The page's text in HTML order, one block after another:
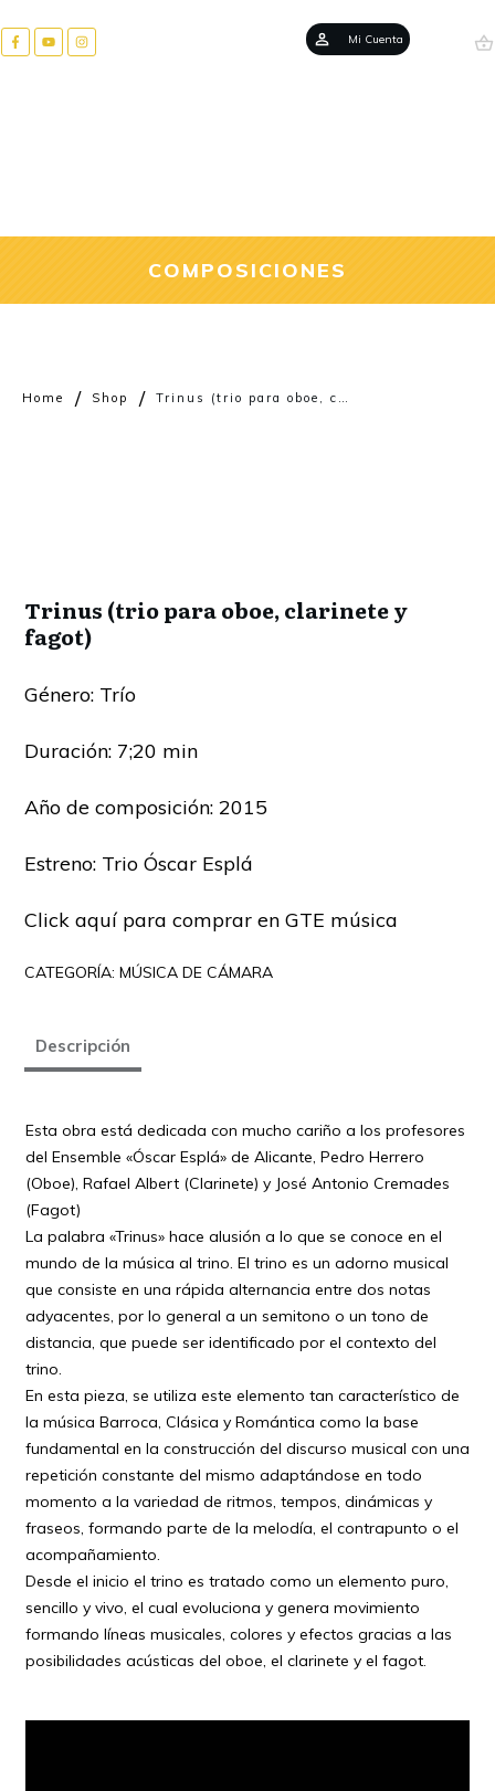
Mi Cuenta
COMPOSICIONES
Home / Shop /
Trinus (trio para oboe, clarinete y
fagot)
Género: Trío
Duración: 7;20 min
Año de composición: 2015
Estreno: Trio Óscar Esplá
Click aquí para comprar en GTE música
CATEGORÍA: MÚSICA DE CÁMARA
Descripción
Esta obra está dedicada con mucho cariño a los profesores
del Ensemble «Óscar Esplá» de Alicante, Pedro Herrero
(Oboe), Rafael Albert (Clarinete) y José Antonio Cremades
(Fagot)
La palabra «Trinus» hace alusión a lo que se conoce en el
mundo de la música al trino. El trino es un adorno musical
que consiste en una rápida alternancia entre dos notas
adyacentes, por lo general a un semitono o un tono de
distancia, que puede ser identificado por el contexto del
trino.
En esta pieza, se utiliza este elemento tan característico de
la música Barroca, Clásica y Romántica como la base
fundamental en la construcción del discurso musical con una
repetición constante del mismo adaptándose en todo
momento a la variedad de ritmos, tempos, dinámicas y
fraseos, formando parte de la melodía, el contrapunto o el
acompañamiento.
Desde el inicio el trino es tratado como un elemento puro,
sencillo y vivo, el cual evoluciona y genera movimiento
formando líneas musicales, colores y efectos gracias a las
posibilidades acústicas del oboe, el clarinete y el fagot.